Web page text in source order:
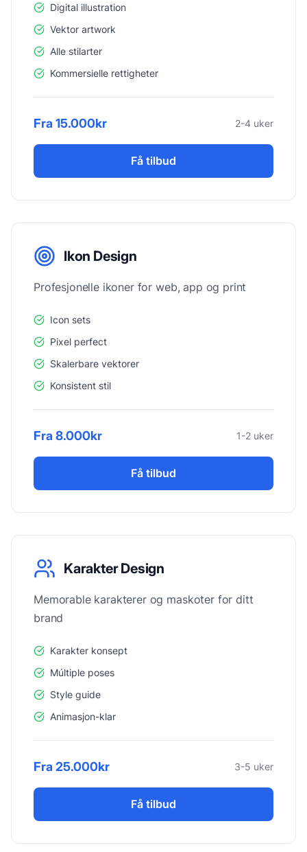
Digital illustration
Vektor artwork
Alle stilarter
Kommersielle rettigheter
Fra 15.000kr 2-4 uker
Få tilbud
Ikon Design
Profesjonelle ikoner for web, app og print
Icon sets
Pixel perfect
Skalerbare vektorer
Konsistent stil
Fra 8.000kr 1-2 uker
Få tilbud
Karakter Design
Memorable karakterer og maskoter for ditt
brand
Karakter konsept
Múltiple poses
Style guide
Animasjon-klar
Fra 25.000kr 3-5 uker
Få tilbud